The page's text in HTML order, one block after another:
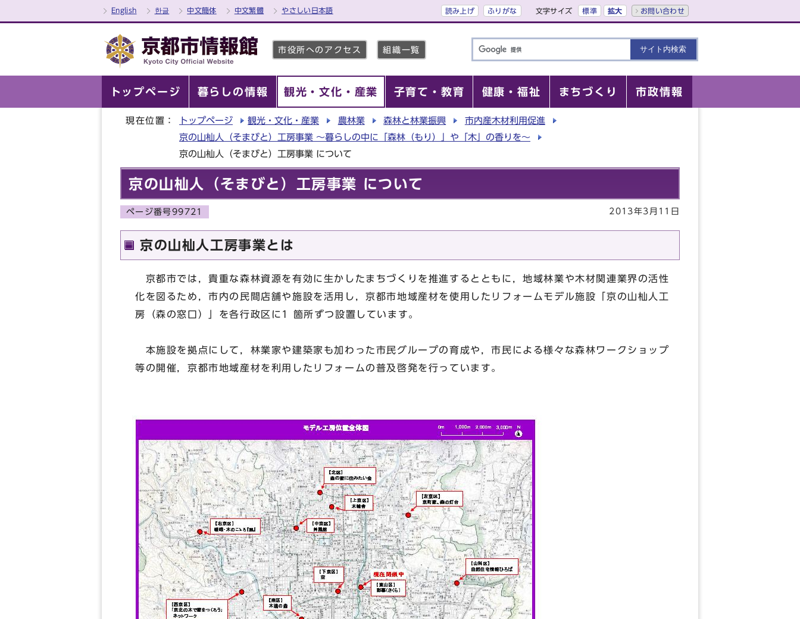
English 한글 中文簡体 中文繁體 やさしい日本語 読み上げ ふりがな 文字サイズ 標準 拡大 お問い合わせ
市役所へのアクセス 組織一覧
トップページ 暮らしの情報 観光・文化・産業 子育て・教育 健康・福祉 まちづくり 市政情報
現在位置： トップページ 観光・文化・産業 農林業 森林と林業振興
市内産木材利用促進
京の山杣人（そまびと）工房事業 ～暮らしの中に「森林（もり）」や「木」の香りを～
京の山杣人（そまびと）工房事業 について
京の山杣人（そまびと）工房事業 について
ページ番号99721 2013年3月11日
京の山杣人工房事業とは
京都市では，貴重な森林資源を有効に生かしたまちづくりを推進するとともに，地域林業や木材関連業界の活性
化を図るため，市内の民間店舗や施設を活用し，京都市地域産材を使用したリフォームモデル施設「京の山杣人工
房（森の窓口）」を各行政区に1 箇所ずつ設置しています。
本施設を拠点にして，林業家や建築家も加わった市民グループの育成や，市民による様々な森林ワークショップ
等の開催，京都市地域産材を利用したリフォームの普及啓発を行っています。